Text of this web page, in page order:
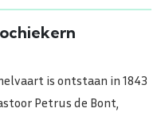
is ontstaan in 1843
Petrus de Bont,